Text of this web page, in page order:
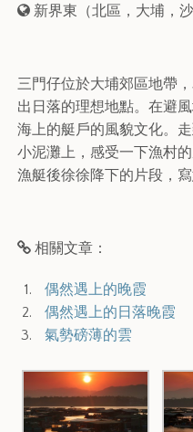
新界東（北區，大埔，
三門仔位於大埔郊區地帶
出日落的理想地點。在避
海上的艇戶的風貌文化。
小泥灘上，感受一下漁村
漁艇後徐徐降下的片段，寫
相關文章：
偶然遇上的晚霞
偶然遇上的日落晚霞
氣勢磅薄的雲